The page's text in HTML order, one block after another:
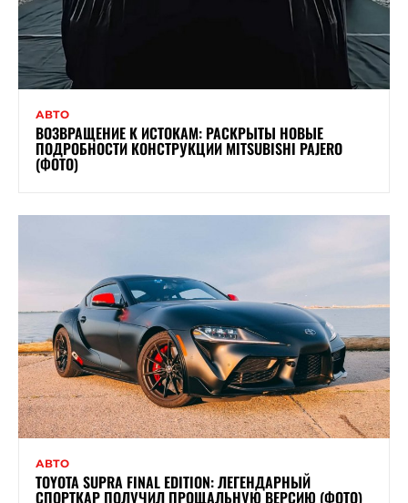
АВТО
ВОЗВРАЩЕНИЕ К ИСТОКАМ: РАСКРЫТЫ НОВЫЕ
ПОДРОБНОСТИ КОНСТРУКЦИИ MITSUBISHI PAJERO
(ФОТО)
АВТО
TOYOTA SUPRA FINAL EDITION: ЛЕГЕНДАРНЫЙ
СПОРТКАР ПОЛУЧИЛ ПРОЩАЛЬНУЮ ВЕРСИЮ (ФОТО)